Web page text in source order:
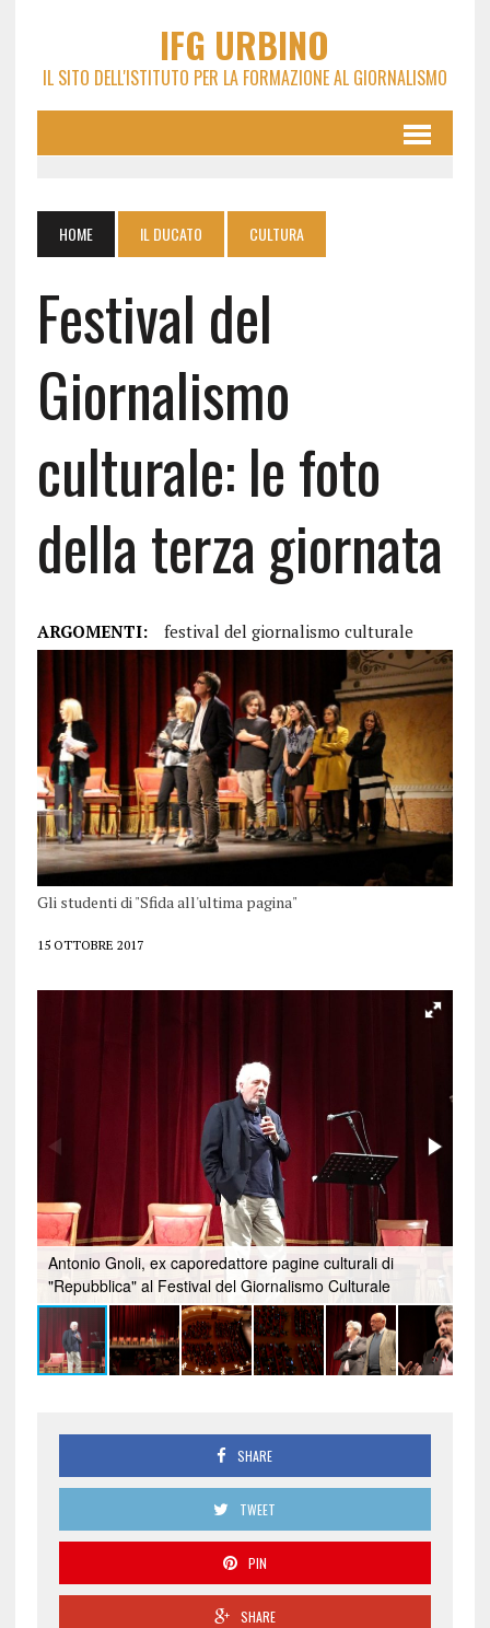
IFG URBINO
IL SITO DELL'ISTITUTO PER LA FORMAZIONE AL GIORNALISMO
HOME IL DUCATO CULTURA
Festival del
Giornalismo
culturale: le foto
della terza giornata
ARGOMENTI: festival del giornalismo culturale
Gli studenti di "Sfida all'ultima pagina"
15 OTTOBRE 2017
Antonio Gnoli, ex caporedattore pagine culturali di
"Repubblica" al Festival del Giornalismo Culturale
SHARE
TWEET
PIN
SHARE